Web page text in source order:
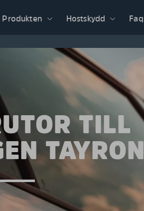
Produkten Hostskydd Faq
TILL
TAYRON